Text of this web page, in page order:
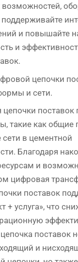
возможностей,
поддерживайте
и повышайте
и
цепочки
и сети.
поставок
такие как общие
сети в цементной
Благодаря
и
цифровая
поставок
+ услуга», что
поставок
и